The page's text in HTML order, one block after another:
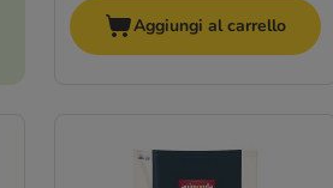
Aggiungi al carrello